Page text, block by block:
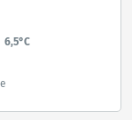
6,5°C